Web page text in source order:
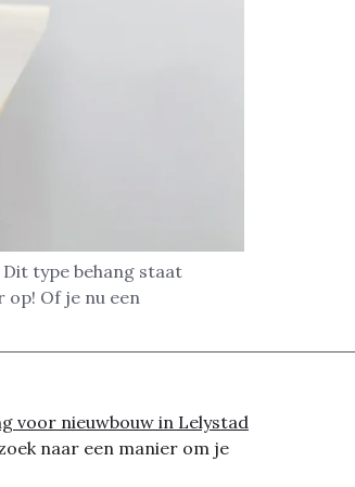
Dit type behang staat
op! Of je nu een
voor nieuwbouw in Lelystad
naar een manier om je